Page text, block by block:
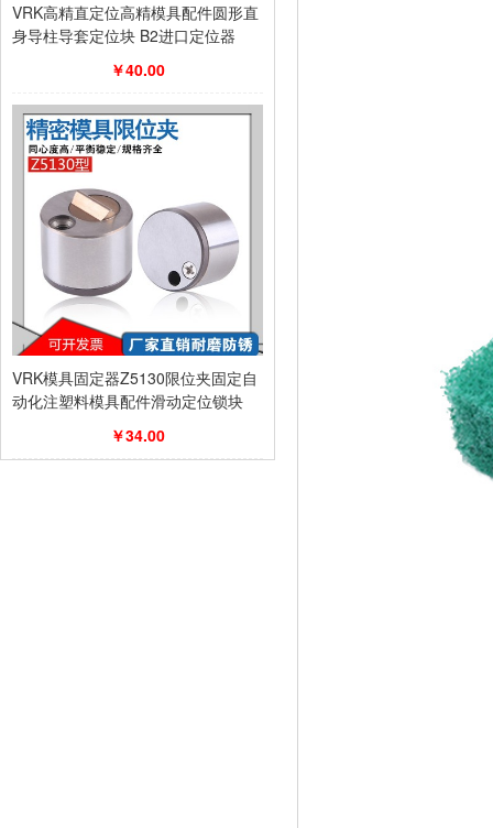
VRK高精直定位高精模具配件圆形直
身导柱导套定位块 B2进口定位器
￥40.00
VRK模具固定器Z5130限位夹固定自
动化注塑料模具配件滑动定位锁块
￥34.00